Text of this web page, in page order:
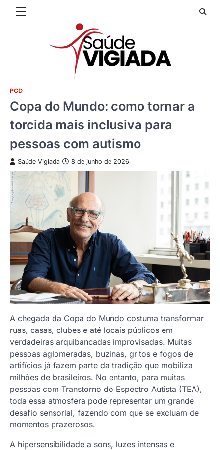
PCD
Copa do Mundo: como tornar a
torcida mais inclusiva para
pessoas com autismo
Saúde Vigiada 8 de junho de 2026
A chegada da Copa do Mundo costuma transformar
ruas, casas, clubes e até locais públicos em
verdadeiras arquibancadas improvisadas. Muitas
pessoas aglomeradas, buzinas, gritos e fogos de
artifícios já fazem parte da tradição que mobiliza
milhões de brasileiros. No entanto, para muitas
pessoas com Transtorno do Espectro Autista (TEA),
toda essa atmosfera pode representar um grande
desafio sensorial, fazendo com que se excluam de
momentos prazerosos.
A hipersensibilidade a sons, luzes intensas e